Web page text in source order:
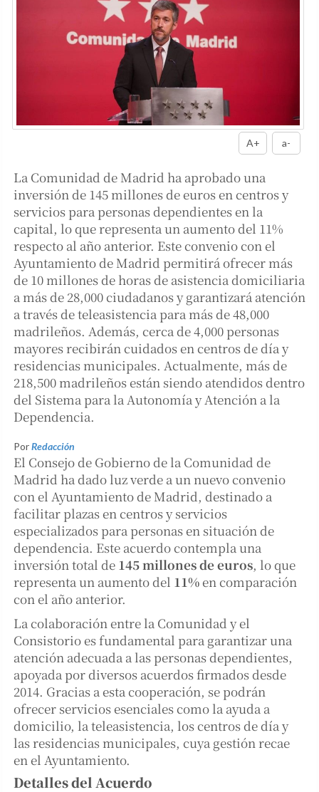
A+ a-
La Comunidad de Madrid ha aprobado una
inversión de 145 millones de euros en centros y
servicios para personas dependientes en la
capital, lo que representa un aumento del 11%
respecto al año anterior. Este convenio con el
Ayuntamiento de Madrid permitirá ofrecer más
de 10 millones de horas de asistencia domiciliaria
a más de 28,000 ciudadanos y garantizará atención
a través de teleasistencia para más de 48,000
madrileños. Además, cerca de 4,000 personas
mayores recibirán cuidados en centros de día y
residencias municipales. Actualmente, más de
218,500 madrileños están siendo atendidos dentro
del Sistema para la Autonomía y Atención a la
Dependencia.
PorRedacción
El Consejo de Gobierno de la Comunidad de
Madrid ha dado luz verde a un nuevo convenio
con el Ayuntamiento de Madrid, destinado a
facilitar plazas en centros y servicios
especializados para personas en situación de
dependencia. Este acuerdo contempla una
inversión total de 145 millones de euros, lo que
representa un aumento del 11%en comparación
con el año anterior.
La colaboración entre la Comunidad y el
Consistorio es fundamental para garantizar una
atención adecuada a las personas dependientes,
apoyada por diversos acuerdos firmados desde
2014. Gracias a esta cooperación, se podrán
ofrecer servicios esenciales como la ayuda a
domicilio, la teleasistencia, los centros de día y
las residencias municipales, cuya gestión recae
en el Ayuntamiento.
Detalles del Acuerdo